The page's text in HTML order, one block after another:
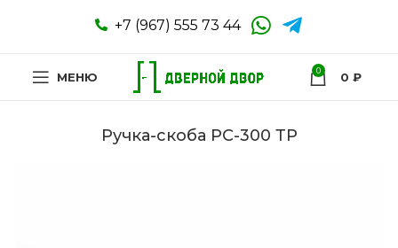
+7 (967) 555 73 44
МЕНЮ 0 0 ₽
Ручка-скоба РС-300 ТР